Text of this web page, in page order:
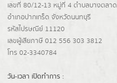
เลขที่ 80/12-13 หมู่ที่ 4 ตำบลบางตลาด
อำเภอปากเกร็ด จังหวัดนนทบุรี
รหัสไปรษณีย์ 11120
เลขผู้เสียภาษี 012 556 303 3812
โทร 02-3340784
วัน-เวลา เปิดทำการ :